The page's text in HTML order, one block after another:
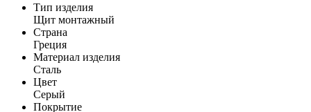
Тип изделия
Щит монтажный
Страна
Греция
Материал изделия
Сталь
Цвет
Серый
Покрытие